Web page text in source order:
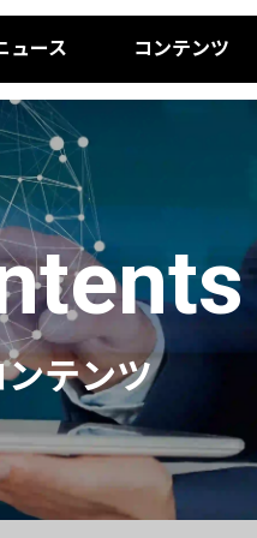
ュース コンテンツ
ンテンツ